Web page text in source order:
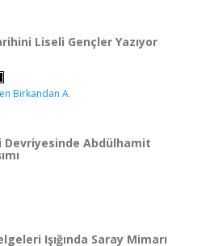
Liseli Gençler Yazıyor
Birkandan A.
Devriyesinde Abdülhamit
Işığında Saray Mimarı